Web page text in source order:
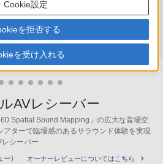
AVレシーバー
Spatial Sound Mapping」の広大な音場空
アターで臨場感のあるサラウンド体験を実現
シーバー
ー) オーナーレビューについてはこちら
Cookie設定
を拒否する
を受け入れる